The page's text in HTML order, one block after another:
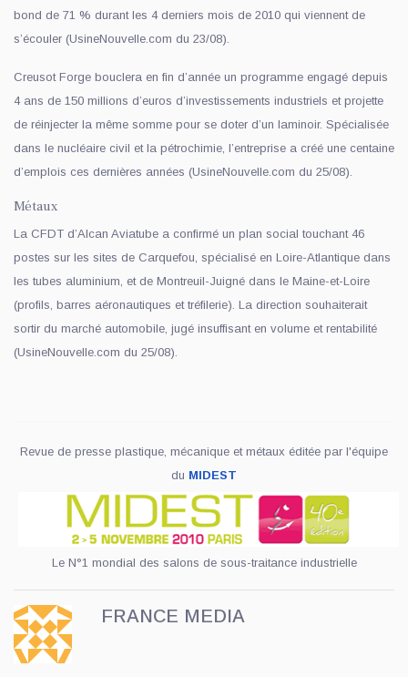
bond de 71 % durant les 4 derniers mois de 2010 qui viennent de
s’écouler (UsineNouvelle.com du 23/08).
Creusot Forge bouclera en fin d’année un programme engagé depuis
4 ans de 150 millions d’euros d’investissements industriels et projette
de réinjecter la même somme pour se doter d’un laminoir. Spécialisée
dans le nucléaire civil et la pétrochimie, l’entreprise a créé une centaine
d’emplois ces dernières années (UsineNouvelle.com du 25/08).
Métaux
La CFDT d’Alcan Aviatube a confirmé un plan social touchant 46
postes sur les sites de Carquefou, spécialisé en Loire-Atlantique dans
les tubes aluminium, et de Montreuil-Juigné dans le Maine-et-Loire
(profils, barres aéronautiques et tréfilerie). La direction souhaiterait
sortir du marché automobile, jugé insuffisant en volume et rentabilité
(UsineNouvelle.com du 25/08).
Revue de presse plastique, mécanique et métaux éditée par l'équipe
du MIDEST
Le N°1 mondial des salons de sous-traitance industrielle
FRANCE MEDIA